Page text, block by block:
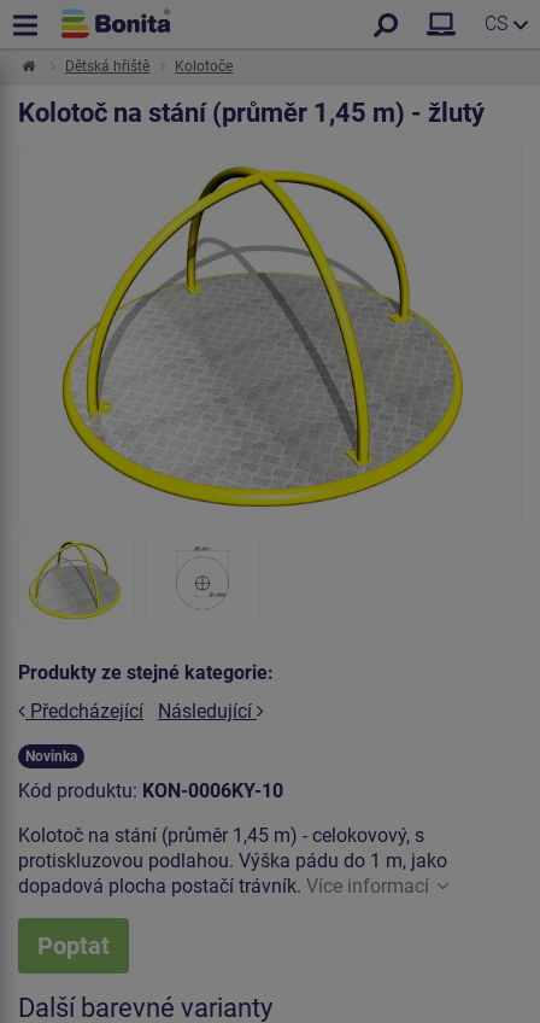
CS
Dětská hřiště Kolotoče
Kolotoč na stání (průměr 1,45 m) - žlutý
Produkty ze stejné kategorie:
Předcházející
Následující
Novinka
Kód produktu: KON-0006KY-10
Kolotoč na stání (průměr 1,45 m) - celokovový, s
protiskluzovou podlahou. Výška pádu do 1 m, jako
dopadová plocha postačí trávník. Více informací
Poptat
Další barevné varianty